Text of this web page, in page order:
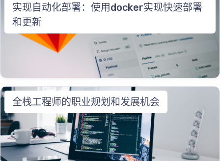
实现自动化部署：使用docker实现快速部署
和更新
全栈工程师的职业规划和发展机会